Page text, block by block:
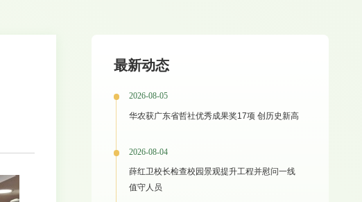
最新动态
2026-08-05
华农获广东省哲社优秀成果奖17项 创历史新高
2026-08-04
薛红卫校长检查校园景观提升工程并慰问一线
值守人员